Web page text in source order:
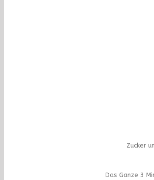
Zucker
Das Ganze 3